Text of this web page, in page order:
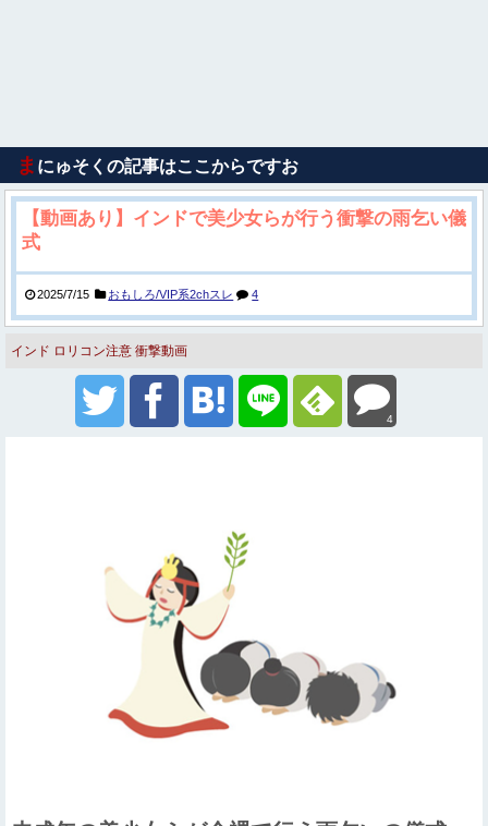
ま にゅそくの記事はここからですお
【動画あり】インドで美少女らが行う衝撃の雨乞い儀
式
2025/7/15 おもしろ/VIP系2chスレ 4
インド ロリコン注意 衝撃動画
4